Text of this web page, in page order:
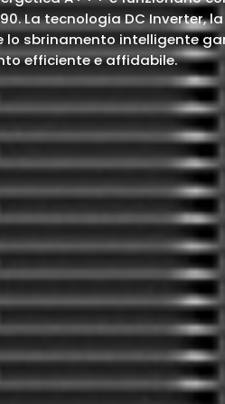
La tecnologia DC Inverter,
lo sbrinamento intelligente
efficiente e affidabile.
informazioni